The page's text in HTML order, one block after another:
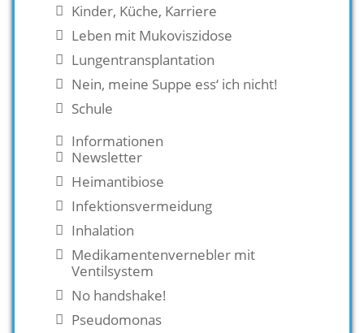
Kinder, Küche, Karriere
Leben mit Mukoviszidose
Lungentransplantation
Nein, meine Suppe ess‘ ich nicht!
Schule
Informationen
Newsletter
Heimantibiose
Infektionsvermeidung
Inhalation
Medikamentenvernebler mit
Ventilsystem
No handshake!
Pseudomonas